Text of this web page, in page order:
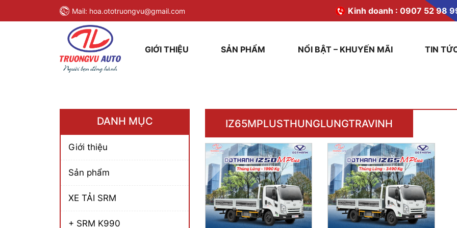
Mail: hoa.ototruongvu@gmail.com Kinh doanh : 0907 52 98
GIỚI THIỆU SẢN PHẨM NỔI BẬT – KHUYẾN MÃI TIN
DANH MỤC
Giới thiệu
Sản phẩm
XE TẢI SRM
+ SRM K990
IZ65MPLUSTHUNGLUNGTRAVINH